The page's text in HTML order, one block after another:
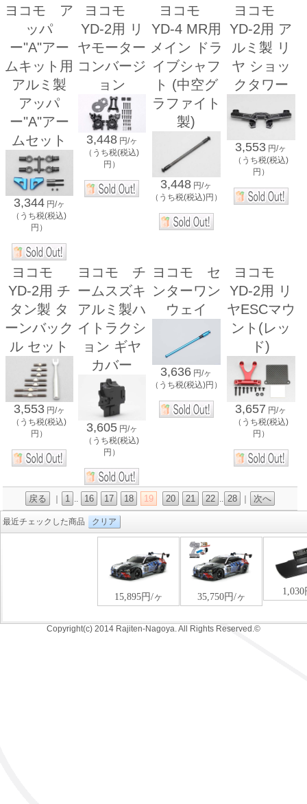
ヨコモ ア
ッパ
ー"A"アー
ムキット用
アルミ製
アッパ
ー"A"アー
ムセット
3,344 円/ヶ
（うち税(税込)
円）
ヨコモ
YD-2用 リ
ヤモーター
コンバージ
ョン
3,448 円/ヶ
（うち税(税込)
円）
ヨコモ
YD-4 MR用
メイン ドラ
イブシャフ
ト (中空グ
ラファイト
製)
3,448 円/ヶ
（うち税(税込)円）
ヨコモ
YD-2用 ア
ルミ製 リ
ヤ ショッ
クタワー
3,553 円/ヶ
（うち税(税込)
円）
ヨコモ
YD-2用 チ
タン製 タ
ーンバック
ル セット
3,553 円/ヶ
（うち税(税込)
円）
ヨコモ チ
ームスズキ
アルミ製ハ
イトラクシ
ョン ギヤ
カバー
3,605 円/ヶ
（うち税(税込)
円）
ヨコモ セ
ンターワン
ウェイ
3,636 円/ヶ
（うち税(税込)円）
ヨコモ
YD-2用 リ
ヤESCマウ
ント(レッ
ド)
3,657 円/ヶ
（うち税(税込)
円）
戻る 1 .. 16 17 18 19 20 21 22 .. 28 次へ
最近チェックした商品 クリア
Copyright(c) 2014 Rajiten-Nagoya. All Rights Reserved.©